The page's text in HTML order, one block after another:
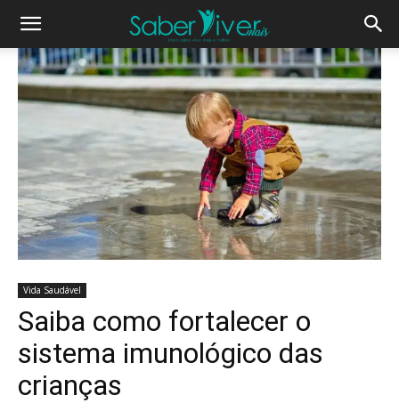
Vida Saudável
Saiba como fortalecer o
sistema imunológico das
crianças